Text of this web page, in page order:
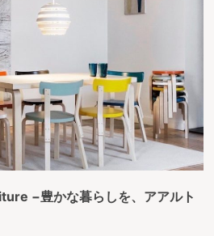
−豊かな暮らしを、アアルト